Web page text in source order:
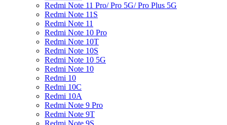
Redmi Note 11 Pro/ Pro 5G/ Pro Plus 5G
Redmi Note 11S
Redmi Note 11
Redmi Note 10 Pro
Redmi Note 10T
Redmi Note 10S
Redmi Note 10 5G
Redmi Note 10
Redmi 10
Redmi 10C
Redmi 10A
Redmi Note 9 Pro
Redmi Note 9T
Redmi Note 9S